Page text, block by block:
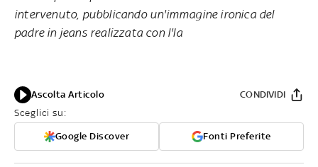
intervenuto, pubblicando un'immagine ironica del
padre in jeans realizzata con l'Ia
Ascolta Articolo
Sceglici su:
Google Discover Fonti Preferite
CONDIVIDI